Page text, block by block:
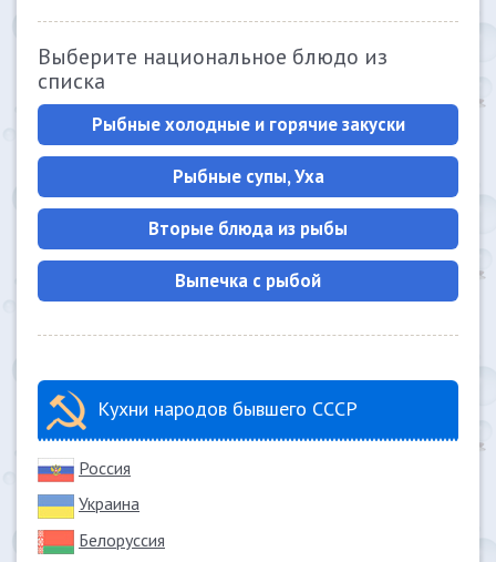
Выберите национальное блюдо из
списка
Рыбные холодные и горячие закуски
Рыбные супы, Уха
Вторые блюда из рыбы
Выпечка с рыбой
Кухни народов бывшего СССР
Россия
Украина
Белоруссия